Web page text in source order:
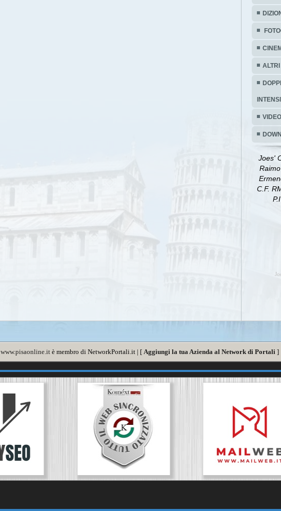
ALTRI
VIDEO
Joes'
C.F.
www.pisaonline.it è membro di NetworkPortali.it | [ Aggiungi la tua Azienda al Network di Portali ]